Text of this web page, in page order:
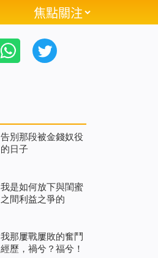
焦點關注
告別那段被金錢奴役
的日子
我是如何放下與閨蜜
之間利益之爭的
我那屢戰屢敗的奮鬥
經歷，禍兮？福兮！